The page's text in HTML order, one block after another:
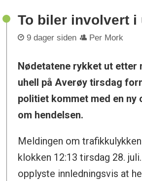
To biler involvert i
9 dager siden Per Mork
Nødetatene rykket ut etter
uhell på Averøy tirsdag
politiet kommet med en ny
om hendelsen.
Meldingen om
klokken 12:13 tirsdag 28.
opplyste innledningsvis at